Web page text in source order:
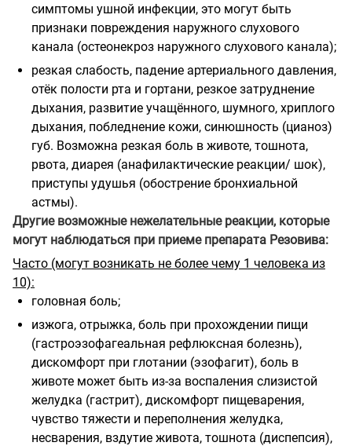
симптомы ушной инфекции, это могут быть
признаки повреждения наружного слухового
канала (остеонекроз наружного слухового канала);
резкая слабость, падение артериального давления,
отёк полости рта и гортани, резкое затруднение
дыхания, развитие учащённого, шумного, хриплого
дыхания, побледнение кожи, синюшность (цианоз)
губ. Возможна резкая боль в животе, тошнота,
рвота, диарея (анафилактические реакции/ шок),
приступы удушья (обострение бронхиальной
астмы).
Другие возможные нежелательные реакции, которые
могут наблюдаться при приеме препарата Резовива:
Часто (могут возникать не более чему 1 человека из
10):
головная боль;
изжога, отрыжка, боль при прохождении пищи
(гастроэзофагеальная рефлюксная болезнь),
дискомфорт при глотании (эзофагит), боль в
животе может быть из-за воспаления слизистой
желудка (гастрит), дискомфорт пищеварения,
чувство тяжести и переполнения желудка,
несварения, вздутие живота, тошнота (диспепсия),